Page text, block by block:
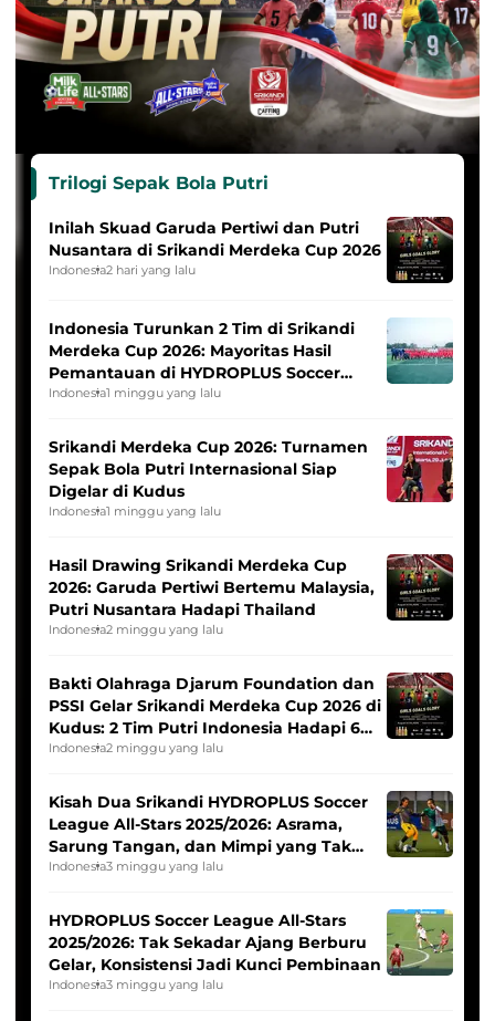
Trilogi Sepak Bola Putri
Inilah Skuad Garuda Pertiwi dan Putri
Nusantara di Srikandi Merdeka Cup 2026
Indonesia2 hari yang lalu
Indonesia Turunkan 2 Tim di Srikandi
Merdeka Cup 2026: Mayoritas Hasil
Pemantauan di HYDROPLUS Soccer
League
Indonesia1 minggu yang lalu
Srikandi Merdeka Cup 2026: Turnamen
Sepak Bola Putri Internasional Siap
Digelar di Kudus
Indonesia1 minggu yang lalu
Hasil Drawing Srikandi Merdeka Cup
2026: Garuda Pertiwi Bertemu Malaysia,
Putri Nusantara Hadapi Thailand
Indonesia2 minggu yang lalu
Bakti Olahraga Djarum Foundation dan
PSSI Gelar Srikandi Merdeka Cup 2026 di
Kudus: 2 Tim Putri Indonesia Hadapi 6
Tim Asia
Indonesia2 minggu yang lalu
Kisah Dua Srikandi HYDROPLUS Soccer
League All-Stars 2025/2026: Asrama,
Sarung Tangan, dan Mimpi yang Tak
Pernah Padam
Indonesia3 minggu yang lalu
HYDROPLUS Soccer League All-Stars
2025/2026: Tak Sekadar Ajang Berburu
Gelar, Konsistensi Jadi Kunci Pembinaan
Indonesia3 minggu yang lalu